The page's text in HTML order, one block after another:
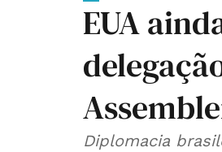
EUA
Diplomacia